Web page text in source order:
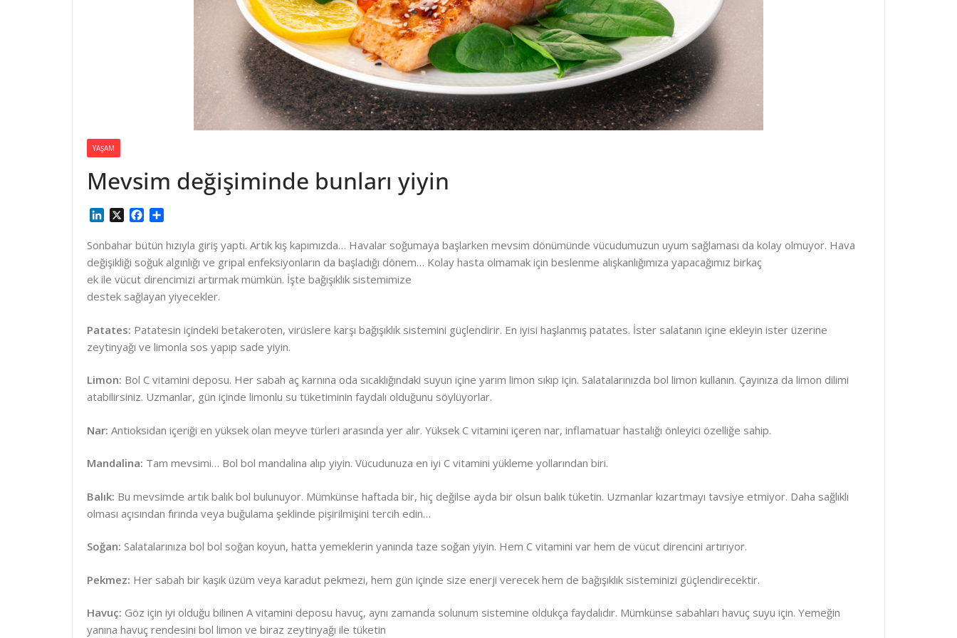
YAŞAM
Mevsim değişiminde bunları yiyin
n
k
e
d
I
c
e
b
o
o
a
r
Sonbahar bütün hızıyla giriş yaptı. Artık kış kapımızda… Havalar soğumaya başlarken mevsim dönümünde vücudumuzun uyum sağlaması da kolay olmuyor. Hava
değişikliği soğuk algınlığı ve gripal enfeksiyonların da başladığı dönem… Kolay hasta olmamak için beslenme alışkanlığımıza yapacağımız birkaç
ek ile vücut direncimizi artırmak mümkün. İşte bağışıklık sistemimize
destek sağlayan yiyecekler.
Patates: Patatesin içindeki betakeroten, virüslere karşı bağışıklık sistemini güçlendirir. En iyisi haşlanmış patates. İster salatanın içine ekleyin ister üzerine
zeytinyağı ve limonla sos yapıp sade yiyin.
Limon: Bol C vitamini deposu. Her sabah aç karnına oda sıcaklığındaki suyun içine yarım limon sıkıp için. Salatalarınızda bol limon kullanın. Çayınıza da limon dilimi
atabilirsiniz. Uzmanlar, gün içinde limonlu su tüketiminin faydalı olduğunu söylüyorlar.
Nar: Antioksidan içeriği en yüksek olan meyve türleri arasında yer alır. Yüksek C vitamini içeren nar, inflamatuar hastalığı önleyici özelliğe sahip.
Mandalina: Tam mevsimi… Bol bol mandalina alıp yiyin. Vücudunuza en iyi C vitamini yükleme yollarından biri.
Balık: Bu mevsimde artık balık bol bulunuyor. Mümkünse haftada bir, hiç değilse ayda bir olsun balık tüketin. Uzmanlar kızartmayı tavsiye etmiyor. Daha sağlıklı
olması açısından fırında veya buğulama şeklinde pişirilmişini tercih edin…
Soğan: Salatalarınıza bol bol soğan koyun, hatta yemeklerin yanında taze soğan yiyin. Hem C vitamini var hem de vücut direncini artırıyor.
Pekmez: Her sabah bir kaşık üzüm veya karadut pekmezi, hem gün içinde size enerji verecek hem de bağışıklık sisteminizi güçlendirecektir.
Havuç: Göz için iyi olduğu bilinen A vitamini deposu havuç, aynı zamanda solunum sistemine oldukça faydalıdır. Mümkünse sabahları havuç suyu için. Yemeğin
yanına havuç rendesini bol limon ve biraz zeytinyağı ile tüketin